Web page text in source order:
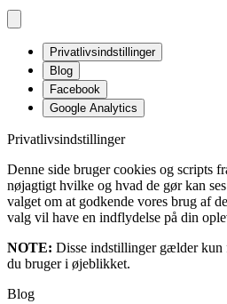
Privatlivsindstillinger
Blog
Facebook
Google Analytics
Privatlivsindstillinger
Denne side bruger cookies og scripts
nøjagtigt hvilke og hvad de gør kan
valget om at godkende vores brug af
valg vil have en indflydelse på din
NOTE: Disse indstillinger gælder kun
du bruger i øjeblikket.
Blog